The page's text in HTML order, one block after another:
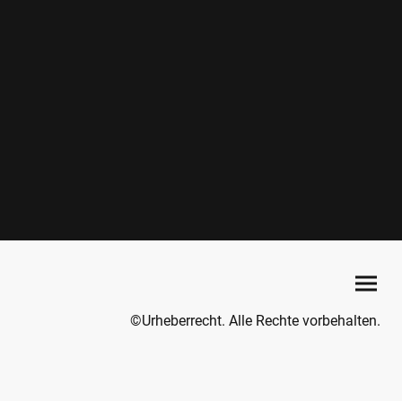
©Urheberrecht. Alle Rechte vorbehalten.